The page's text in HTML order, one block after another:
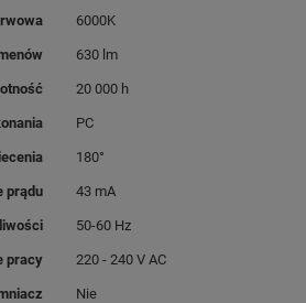
6000K
630 lm
20 000 h
PC
180°
prądu 43 mA
50-60 Hz
pracy 220 - 240 V AC
Nie